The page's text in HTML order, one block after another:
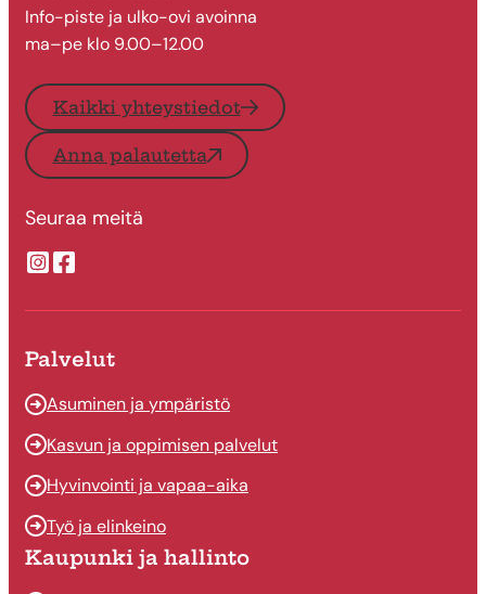
Info-piste ja ulko-ovi avoinna
ma–pe klo 9.00–12.00
Kaikki yhteystiedot
Anna palautetta
Seuraa meitä
Suonenjoen kaupungin Instragram
Suonenjoen kaupungin Facebook
Palvelut
Asuminen ja ympäristö
Kasvun ja oppimisen palvelut
Hyvinvointi ja vapaa-aika
Työ ja elinkeino
Kaupunki ja hallinto